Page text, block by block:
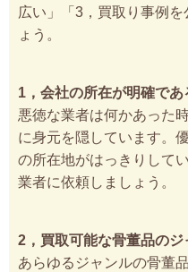
広い」「3，買取り事例
ょう。
1，会社の所在が明確であ
悪徳な業者は何かあった
に身元を隠しています。
の所在地がはっきりして
業者に依頼しましょう。
2，買取可能な骨董品のジ
あらゆるジャンルの骨董